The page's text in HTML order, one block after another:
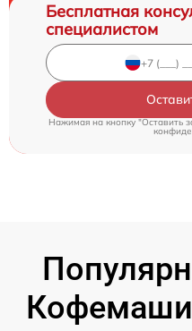
Бесплатная
специалистом
Нажимая на кнопку "Оставить